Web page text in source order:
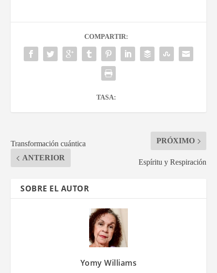
COMPARTIR:
TASA:
Transformación cuántica
ANTERIOR
PRÓXIMO
Espíritu y Respiración
SOBRE EL AUTOR
Yomy Williams